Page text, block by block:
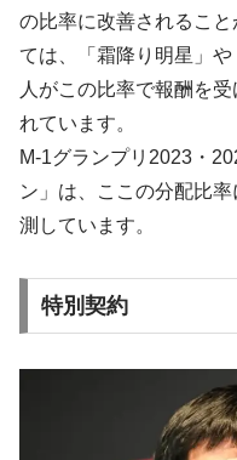
の比率に改善されるこ
ては、「霜降り明星」
人がこの比率で報酬を
れています。
M-1グランプリ2023・
ン」は、ここの分配比
測しています。
特別契約